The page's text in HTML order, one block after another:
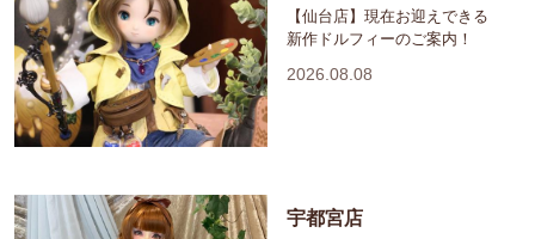
【仙台店】現在お迎えできる
新作ドルフィーのご案内！
2026.08.08
宇都宮店